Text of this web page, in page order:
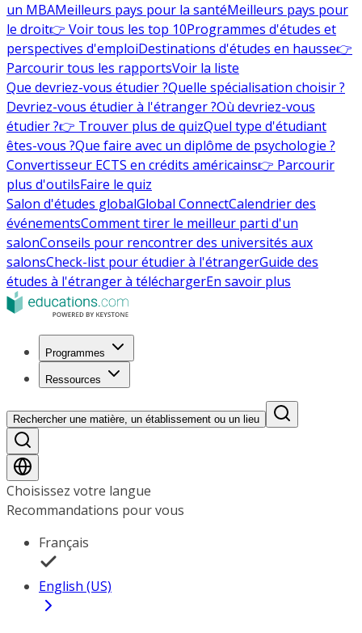
un MBAMeilleurs pays pour la santéMeilleurs pays pour
le droit👉 Voir tous les top 10Programmes d'études et
perspectives d'emploiDestinations d'études en hausse👉
Parcourir tous les rapportsVoir la liste
Que devriez-vous étudier ?Quelle spécialisation choisir ?
Devriez-vous étudier à l'étranger ?Où devriez-vous
étudier ?👉 Trouver plus de quizQuel type d'étudiant
êtes-vous ?Que faire avec un diplôme de psychologie ?
Convertisseur ECTS en crédits américains👉 Parcourir
plus d'outilsFaire le quiz
Salon d'études globalGlobal ConnectCalendrier des
événementsComment tirer le meilleur parti d'un
salonConseils pour rencontrer des universités aux
salonsCheck-list pour étudier à l'étrangerGuide des
études à l'étranger à téléchargerEn savoir plus
Programmes
Ressources
Rechercher une matière, un établissement ou un lieu
Choisissez votre langue
Recommandations pour vous
Français
English (US)